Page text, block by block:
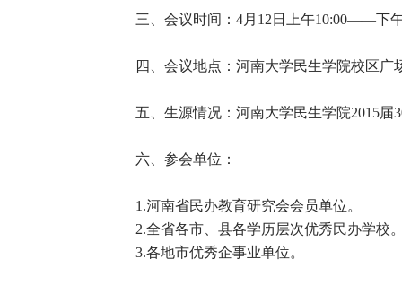
三、会议时间：4月12日上午10:00——下
四、会议地点：河南大学民生学院校区广
五、生源情况：河南大学民生学院2015届
六、参会单位：
1.河南省民办教育研究会会员单位。
2.全省各市、县各学历层次优秀民办学校
3.各地市优秀企事业单位。